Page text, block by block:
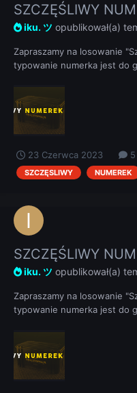
SZCZĘŚLIWY
iku. ツ opublikował(a)
Zapraszamy na losowanie
typowanie numerka jest do
23 Czerwca 2023
SZCZĘSLIWY NUMEREK
SZCZĘŚLIWY
iku. ツ opublikował(a)
Zapraszamy na losowanie
typowanie numerka jest do